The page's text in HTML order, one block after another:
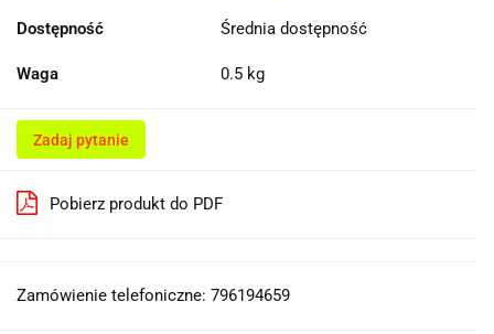
Dostępność Średnia dostępność
Waga 0.5 kg
Zadaj pytanie
Pobierz produkt do PDF
Zamówienie telefoniczne: 796194659